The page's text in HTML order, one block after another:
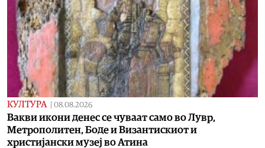
КУЛТУРА | 08.08.2026
Вакви икони денес се чуваат само во Лувр,
Метрополитен, Боде и Византискиот и
христијански музеј во Атина